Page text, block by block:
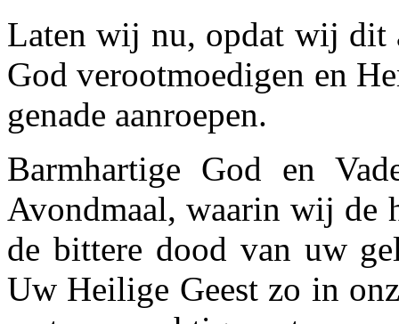
Laten wij nu, opdat wij dit
God verootmoedigen en
genade aanroepen.
Barmhartige God en
Avondmaal, waarin wij de
de bittere dood van uw
Uw Heilige Geest zo in